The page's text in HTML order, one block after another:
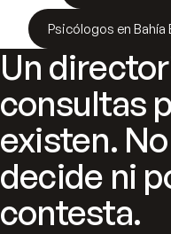
Psicólogos en Bahía
Un
consultas
existen.
decide ni
contesta.